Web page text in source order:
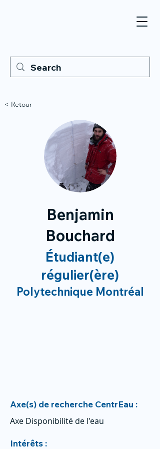
< Retour
Benjamin
Bouchard
Étudiant(e)
régulier(ère)
Polytechnique Montréal
Axe(s) de recherche CentrEau :
Axe Disponibilité de l'eau
Intérêts :